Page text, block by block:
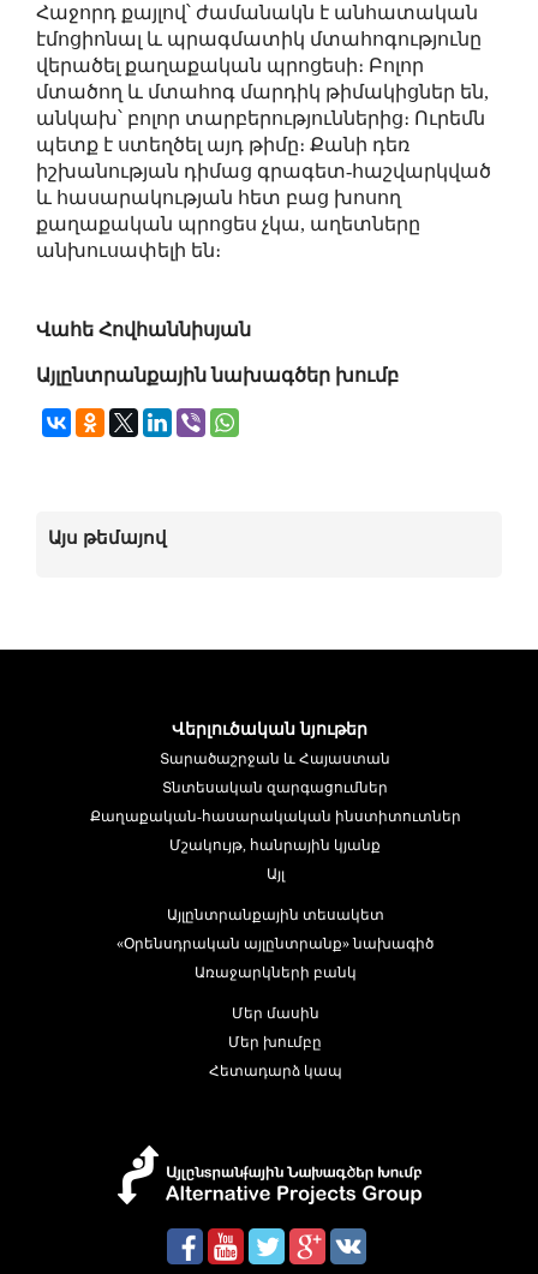
Հաջորդ քայլով՝ ժամանակն է անհատական
էմոցիոնալ և պրագմատիկ մտահոգությունը
վերածել քաղաքական պրոցեսի։ Բոլոր
մտածող և մտահոգ մարդիկ թիմակիցներ են,
անկախ՝ բոլոր տարբերություններից։ Ուրեմն
պետք է ստեղծել այդ թիմը։ Քանի դեռ
իշխանության դիմաց գրագետ-հաշվարկված
և հասարակության հետ բաց խոսող
քաղաքական պրոցես չկա, աղետները
անխուսափելի են։
Վահե Հովհաննիսյան
Այլընտրանքային նախագծեր խումբ
Այս թեմայով
Վերլուծական նյութեր
Տարածաշրջան և Հայաստան
Տնտեսական զարգացումներ
Քաղաքական-հասարակական ինստիտուտներ
Մշակույթ, հանրային կյանք
Այլ
Այլընտրանքային տեսակետ
«Օրենսդրական այլընտրանք» նախագիծ
Առաջարկների բանկ
Մեր մասին
Մեր խումբը
Հետադարձ կապ